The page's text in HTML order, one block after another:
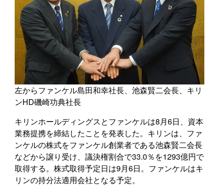
左からファンケル島田和幸社長、池森賢二会長、キリ
ンHD磯崎功典社長
キリンホールディングスとファンケルは8月6日、資本
業務提携を締結したことを発表した。キリンは、ファ
ンケルの株式をファンケル創業者である池森賢二会長
などから譲り受け、議決権割合で33.0％を1293億円で
取得する。株式取得予定日は9月6日。ファンケルはキ
リンの持分法適用会社となる予定。